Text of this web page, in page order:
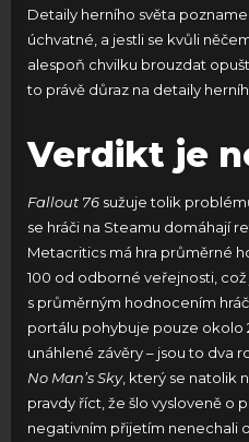
Detaily herního světa
úchvatné, a jestli se kvůli
alespoň chvilku brouzdat
to právě důraz na detaily
Verdikt je
Fallout 76 sužuje tolik
se hráči na Steamu domáhají
Metacritics má hra průměrné
100 od odborné veřejnosti,
s průměrným hodnocením
portálu pohybuje pouze okolo
unáhlené závěry – jsou to dva
No Man’s Sky, který se natolik
pravdy říct, že šlo vysloveně o
negativním přijetím nenechali